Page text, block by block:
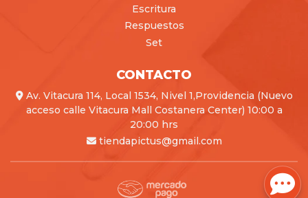
Escritura
Respuestos
Set
CONTACTO
Av. Vitacura 114, Local 1534, Nivel 1,Providencia (Nuevo
acceso calle Vitacura Mall Costanera Center) 10:00 a
20:00 hrs
tiendapictus@gmail.com